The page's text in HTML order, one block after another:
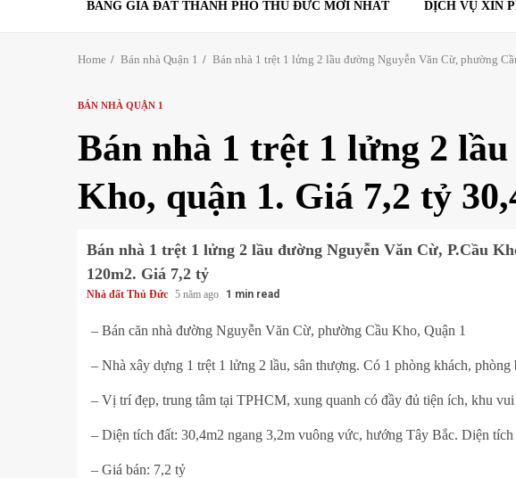
BẢNG GIÁ ĐẤT THÀNH PHỐ THỦ ĐỨC MỚI NHẤT DỊCH VỤ XIN
Home Bán nhà Quận 1 Bán nhà 1 trệt 1 lửng 2 lầu đường Nguyễn Văn Cừ, phường
BÁN NHÀ QUẬN 1
Bán nhà 1 trệt 1 lửng 2
Kho, quận 1. Giá 7,2 tỷ
Bán nhà 1 trệt 1 lửng 2 lầu đường Nguyễn Văn Cừ, P.Cầu
120m2. Giá 7,2 tỷ
Nhà đất Thủ Đức 5 năm ago 1 min read
– Bán căn nhà đường Nguyễn Văn Cừ, phường Cầu Kho, Quận 1
– Nhà xây dựng 1 trệt 1 lửng 2 lầu, sân thượng. Có 1 phòng khách,
– Vị trí đẹp, trung tâm tại TPHCM, xung quanh có đầy đủ tiện ích, khu
– Diện tích đất: 30,4m2 ngang 3,2m vuông vức, hướng Tây Bắc. Diện
– Giá bán: 7,2 tỷ